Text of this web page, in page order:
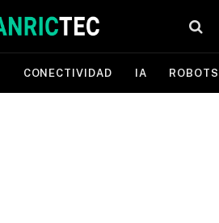
CONECTIVIDAD IA ROBOTS